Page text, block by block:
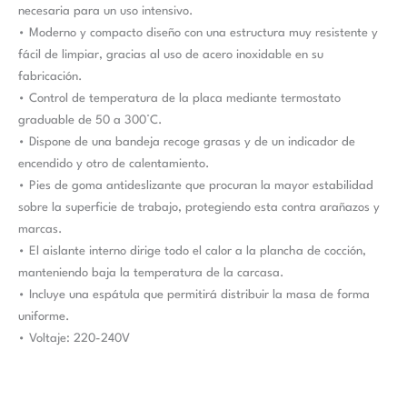
necesaria para un uso intensivo.
• Moderno y compacto diseño con una estructura muy resistente y
fácil de limpiar, gracias al uso de acero inoxidable en su
fabricación.
• Control de temperatura de la placa mediante termostato
graduable de 50 a 300°C.
• Dispone de una bandeja recoge grasas y de un indicador de
encendido y otro de calentamiento.
• Pies de goma antideslizante que procuran la mayor estabilidad
sobre la superficie de trabajo, protegiendo esta contra arañazos y
marcas.
• El aislante interno dirige todo el calor a la plancha de cocción,
manteniendo baja la temperatura de la carcasa.
• Incluye una espátula que permitirá distribuir la masa de forma
uniforme.
• Voltaje: 220-240V